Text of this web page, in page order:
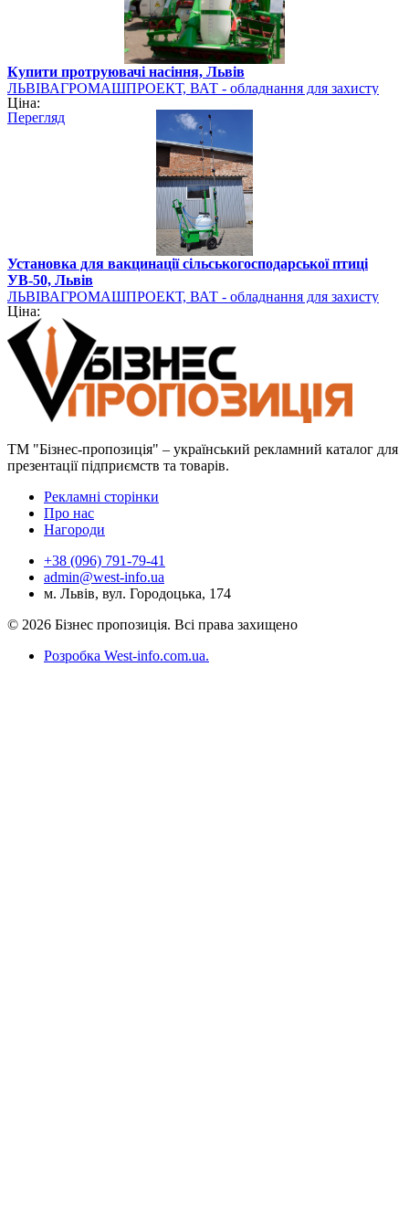
Купити протруювачі насіння, Львів
ЛЬВІВАГРОМАШПРОЕКТ, ВАТ - обладнання для захисту
рослин
Ціна:
Перегляд
Установка для вакцинації сільськогосподарської птиці
УВ-50, Львів
ЛЬВІВАГРОМАШПРОЕКТ, ВАТ - обладнання для захисту
рослин
Ціна:
ТМ "Бізнес-пропозиція" – український рекламний каталог для
презентації підприємств та товарів.
Рекламні сторінки
Про нас
Нагороди
+38 (096) 791-79-41
admin@west-info.ua
м. Львів, вул. Городоцька, 174
© 2026 Бізнес пропозиція. Всі права захищено
Розробка West-info.com.ua.